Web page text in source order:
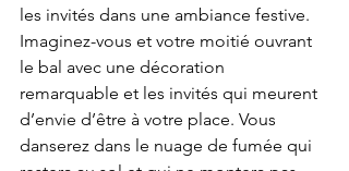
les invités dans une ambiance festive.
Imaginez-vous et votre moitié ouvrant
le bal avec une décoration
remarquable et les invités qui meurent
d’envie d’être à votre place. Vous
danserez dans le nuage de fumée qui